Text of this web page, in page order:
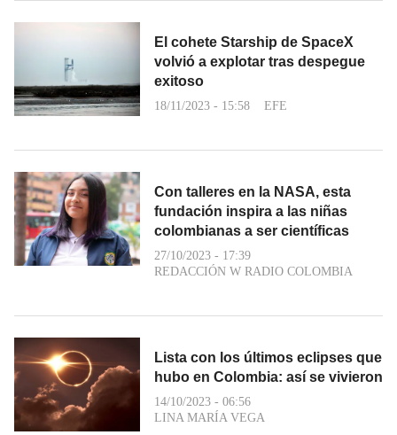
El cohete Starship de SpaceX
volvió a explotar tras despegue
exitoso
18/11/2023 - 15:58 EFE
Con talleres en la NASA, esta
fundación inspira a las niñas
colombianas a ser científicas
27/10/2023 - 17:39
REDACCIÓN W RADIO COLOMBIA
Lista con los últimos eclipses que
hubo en Colombia: así se vivieron
14/10/2023 - 06:56
LINA MARÍA VEGA